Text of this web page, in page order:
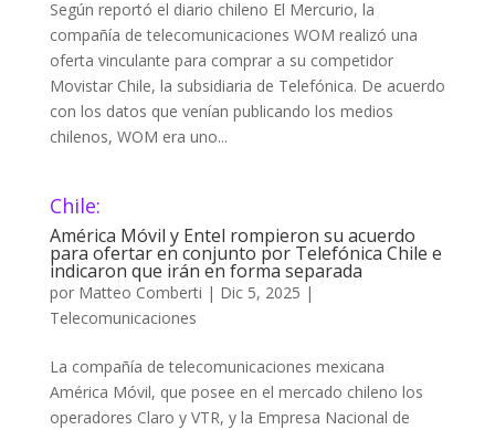
Según reportó el diario chileno El Mercurio, la
compañía de telecomunicaciones WOM realizó una
oferta vinculante para comprar a su competidor
Movistar Chile, la subsidiaria de Telefónica. De acuerdo
con los datos que venían publicando los medios
chilenos, WOM era uno...
Chile:
América Móvil y Entel rompieron su acuerdo
para ofertar en conjunto por Telefónica Chile e
indicaron que irán en forma separada
por Matteo Comberti | Dic 5, 2025 |
Telecomunicaciones
La compañía de telecomunicaciones mexicana
América Móvil, que posee en el mercado chileno los
operadores Claro y VTR, y la Empresa Nacional de